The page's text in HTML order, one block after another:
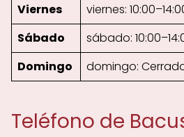
Viernes
viernes:
Sábado
sábado:
Domingo
domingo:
Teléfono de